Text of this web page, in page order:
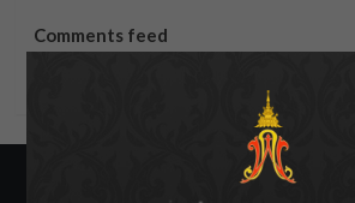
Comments feed